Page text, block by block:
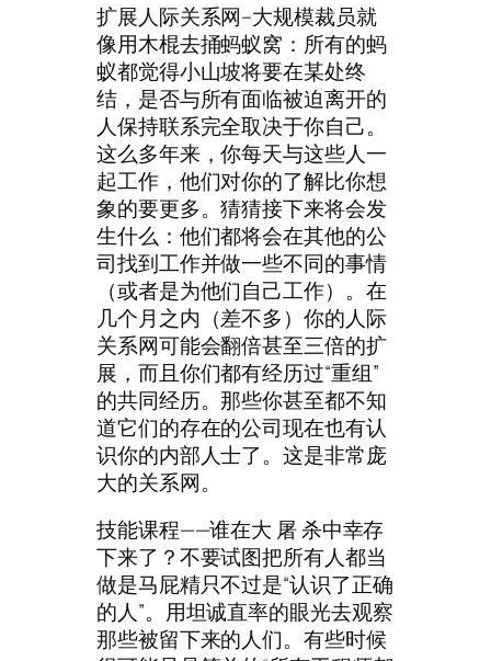
扩展人际关系网–大规模裁员就
像用木棍去捅蚂蚁窝：所有的蚂
蚁都觉得小山坡将要在某处终
结，是否与所有面临被迫离开的
人保持联系完全取决于你自己。
这么多年来，你每天与这些人一
起工作，他们对你的了解比你想
象的要更多。猜猜接下来将会发
生什么：他们都将会在其他的公
司找到工作并做一些不同的事情
（或者是为他们自己工作）。在
几个月之内（差不多）你的人际
关系网可能会翻倍甚至三倍的扩
展，而且你们都有经历过“重组”
的共同经历。那些你甚至都不知
道它们的存在的公司现在也有认
识你的内部人士了。这是非常庞
大的关系网。
技能课程——谁在大 屠 杀中幸存
下来了？不要试图把所有人都当
做是马屁精只不过是“认识了正确
的人”。用坦诚直率的眼光去观察
那些被留下来的人们。有些时候